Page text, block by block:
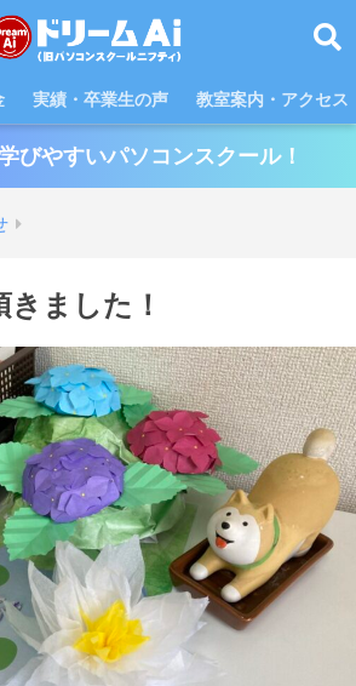
実績・卒業生の声 教室案内・アクセス
びやすいパソコンスクール！
ました！